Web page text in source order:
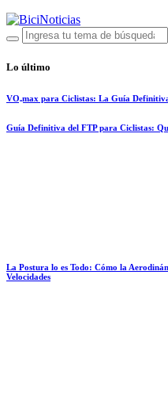
Lo último
VO₂max para Ciclistas: La Guía
Guía Definitiva del FTP para Ciclistas:
La Postura lo es Todo: Cómo la
Velocidades